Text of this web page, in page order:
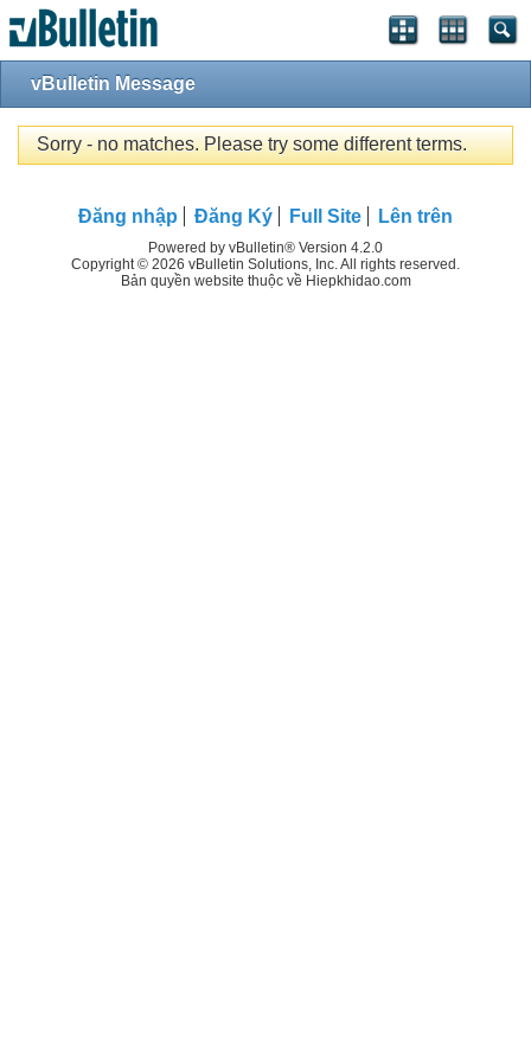
vBulletin Message
Sorry - no matches. Please try some different terms.
Đăng nhập Đăng Ký Full Site Lên trên
Powered by vBulletin® Version 4.2.0
Copyright © 2026 vBulletin Solutions, Inc. All rights reserved.
Bản quyền website thuộc về Hiepkhidao.com